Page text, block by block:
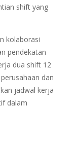
shift yang
kolaborasi
pendekatan
dua shift 12
dan
jadwal kerja
dalam